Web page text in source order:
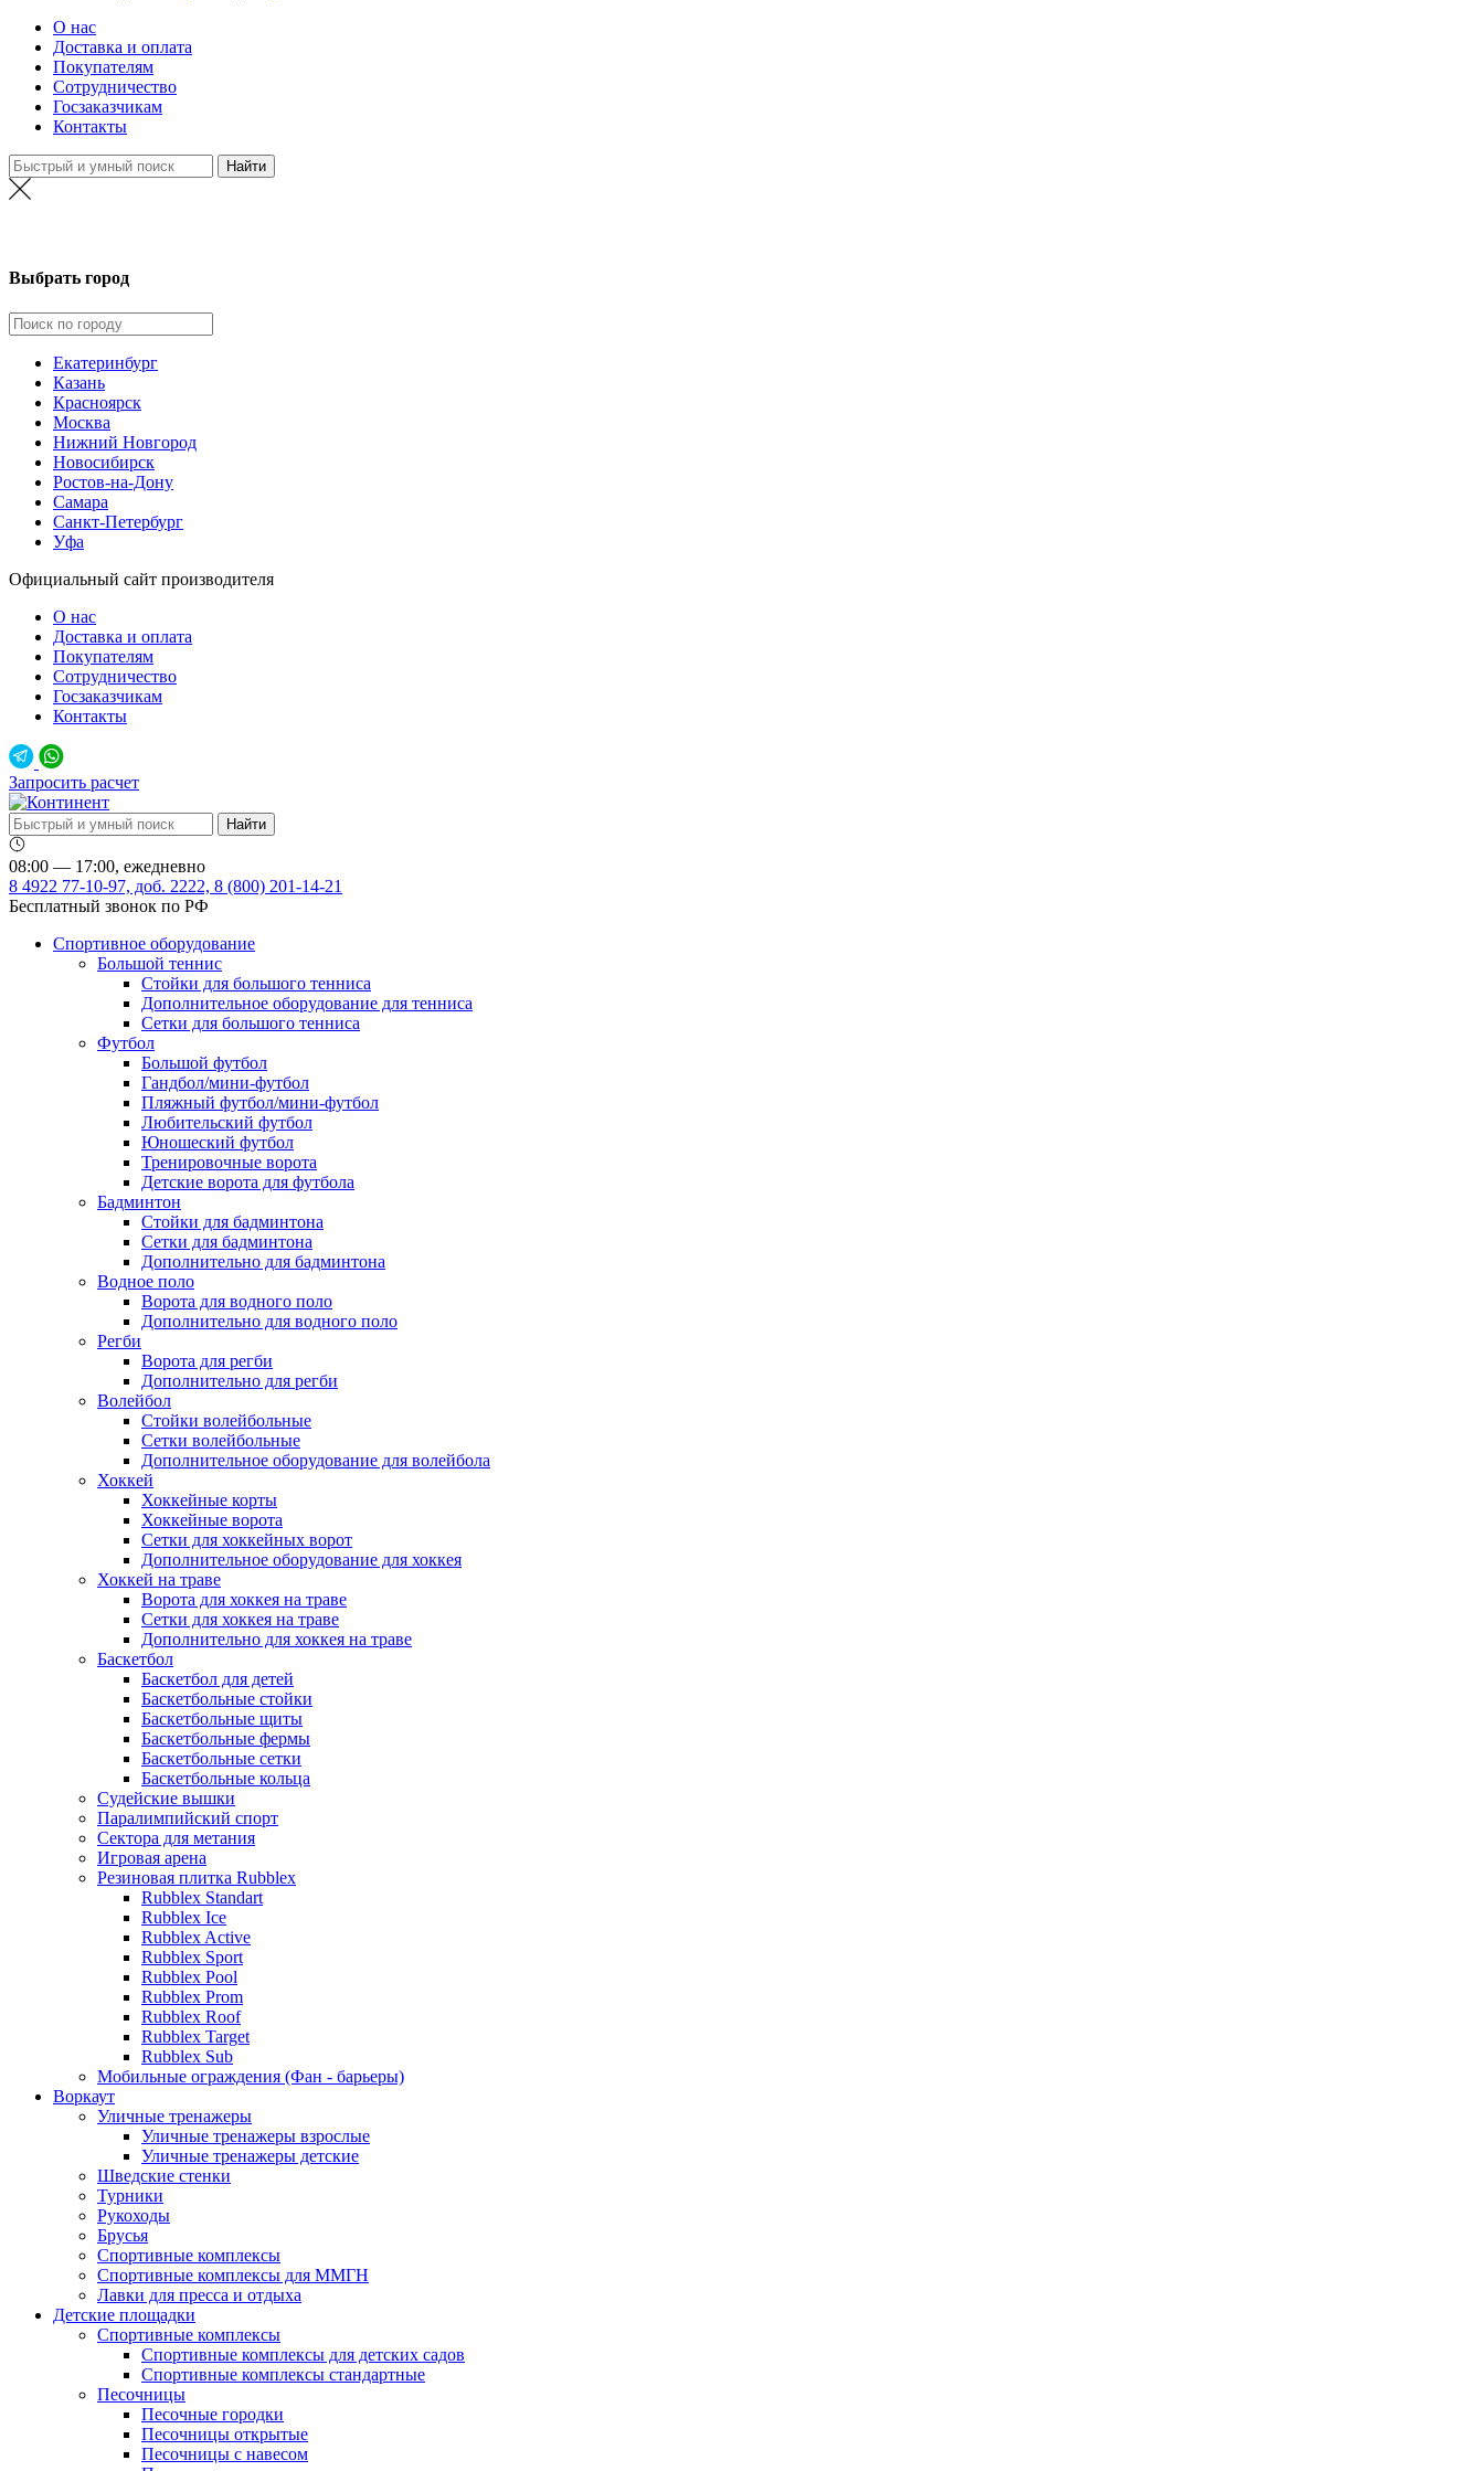
О нас
Доставка и оплата
Покупателям
Сотрудничество
Госзаказчикам
Контакты
Выбрать город
Екатеринбург
Казань
Красноярск
Москва
Нижний Новгород
Новосибирск
Ростов-на-Дону
Самара
Санкт-Петербург
Уфа
Официальный сайт производителя
О нас
Доставка и оплата
Покупателям
Сотрудничество
Госзаказчикам
Контакты
Запросить расчет
08:00 — 17:00, ежедневно
8 4922 77-10-97, доб. 2222, 8 (800) 201-14-21
Бесплатный звонок по РФ
Спортивное оборудование
Большой теннис
Стойки для большого тенниса
Дополнительное оборудование для тенниса
Сетки для большого тенниса
Футбол
Большой футбол
Гандбол/мини-футбол
Пляжный футбол/мини-футбол
Любительский футбол
Юношеский футбол
Тренировочные ворота
Детские ворота для футбола
Бадминтон
Стойки для бадминтона
Сетки для бадминтона
Дополнительно для бадминтона
Водное поло
Ворота для водного поло
Дополнительно для водного поло
Регби
Ворота для регби
Дополнительно для регби
Волейбол
Стойки волейбольные
Сетки волейбольные
Дополнительное оборудование для волейбола
Хоккей
Хоккейные корты
Хоккейные ворота
Сетки для хоккейных ворот
Дополнительное оборудование для хоккея
Хоккей на траве
Ворота для хоккея на траве
Сетки для хоккея на траве
Дополнительно для хоккея на траве
Баскетбол
Баскетбол для детей
Баскетбольные стойки
Баскетбольные щиты
Баскетбольные фермы
Баскетбольные сетки
Баскетбольные кольца
Судейские вышки
Паралимпийский спорт
Сектора для метания
Игровая арена
Резиновая плитка Rubblex
Rubblex Standart
Rubblex Ice
Rubblex Active
Rubblex Sport
Rubblex Pool
Rubblex Prom
Rubblex Roof
Rubblex Target
Rubblex Sub
Мобильные ограждения (Фан - барьеры)
Воркаут
Уличные тренажеры
Уличные тренажеры взрослые
Уличные тренажеры детские
Шведские стенки
Турники
Рукоходы
Брусья
Спортивные комплексы
Спортивные комплексы для ММГН
Лавки для пресса и отдыха
Детские площадки
Спортивные комплексы
Спортивные комплексы для детских садов
Спортивные комплексы стандартные
Песочницы
Песочные городки
Песочницы открытые
Песочницы с навесом